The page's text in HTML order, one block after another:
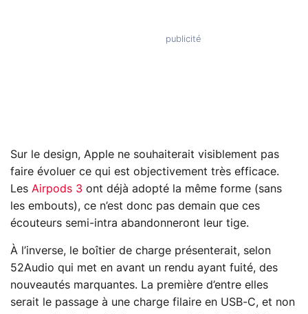
Sur le design, Apple ne souhaiterait visiblement pas
faire évoluer ce qui est objectivement très efficace.
Les Airpods 3 ont déjà adopté la même forme (sans
les embouts), ce n’est donc pas demain que ces
écouteurs semi-intra abandonneront leur tige.
À l’inverse, le boîtier de charge présenterait, selon
52Audio qui met en avant un rendu ayant fuité, des
nouveautés marquantes. La première d’entre elles
serait le passage à une charge filaire en USB-C, et non